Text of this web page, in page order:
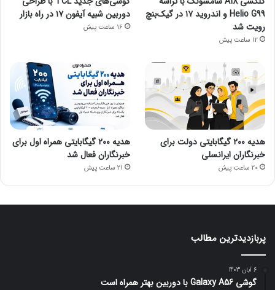
Helio G99 و اندروید ۱۷ در گیک‌بنچ
رویت شد
12 ساعت پیش
دوربین شبیه آیفون ۱۷ در راه بازار
16 ساعت پیش
هدیه ۲۰۰ گیگابایتی دولت برای
خبرنگاران ایرانسلی
20 ساعت پیش
هدیه ۲۰۰ گیگابایتی همراه اول برای
خبرنگاران فعال شد
21 ساعت پیش
پربازدیدترین مطالب
6 آبان 1403
گوشی Galaxy A56 با دوربین بهتر همراه است